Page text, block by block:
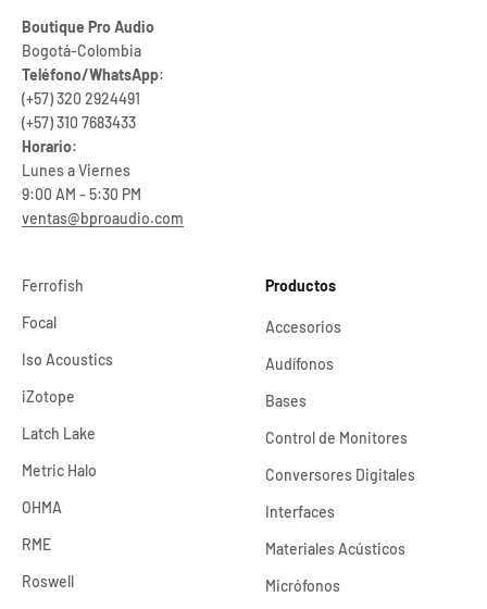
Boutique Pro Audio
Bogotá-Colombia
Teléfono/WhatsApp:
(+57) 320 2924491
(+57) 310 7683433
Horario:
Lunes a Viernes
9:00 AM - 5:30 PM
ventas@bproaudio.com
Ferrofish
Focal
Iso Acoustics
iZotope
Latch Lake
Metric Halo
OHMA
RME
Roswell
Productos
Accesorios
Audífonos
Bases
Control de Monitores
Conversores Digitales
Interfaces
Materiales Acústicos
Micrófonos